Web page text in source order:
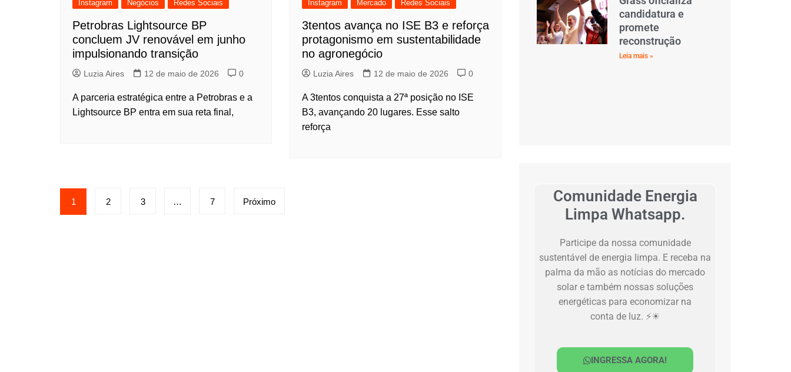
Instagram Negócios Redes Sociais
Petrobras Lightsource BP
concluem JV renovável em junho
impulsionando transição
Luzia Aires 12 de maio de 2026 0
A parceria estratégica entre a Petrobras e a
Lightsource BP entra em sua reta final,
Instagram Mercado Redes Sociais
3tentos avança no ISE B3 e reforça
protagonismo em sustentabilidade
no agronegócio
Luzia Aires 12 de maio de 2026 0
A 3tentos conquista a 27ª posição no ISE
B3, avançando 20 lugares. Esse salto
reforça
1 2 3 … 7 Próximo
candidatura e
promete
reconstrução
Leia mais »
Comunidade Energia
Limpa Whatsapp.
Participe da nossa comunidade
sustentável de energia limpa. E receba na
palma da mão as notícias do mercado
solar e também nossas soluções
energéticas para economizar na
conta de luz. ⚡☀
INGRESSA AGORA!